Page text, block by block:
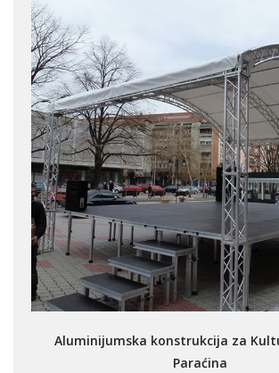
Aluminijumska konstrukcija za
Paraćina